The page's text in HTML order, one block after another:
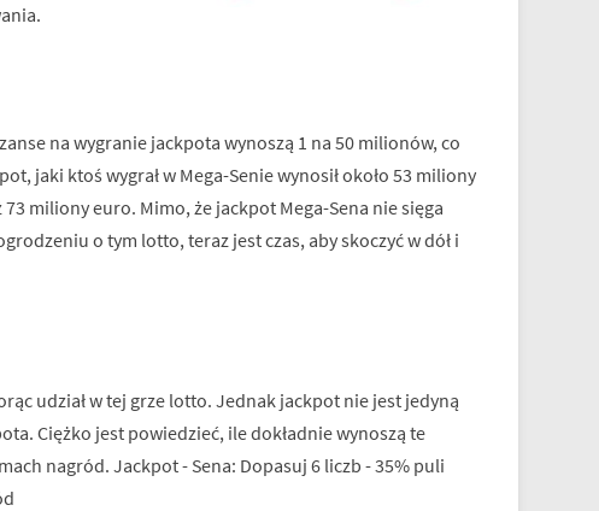
na wygranie jackpota wynoszą 1 na 50 milionów, co
jaki ktoś wygrał w Mega-Senie wynosił około 53 miliony
miliony euro. Mimo, że jackpot Mega-Sena nie sięga
o tym lotto, teraz jest czas, aby skoczyć w dół i
udział w tej grze lotto. Jednak jackpot nie jest jedyną
Ciężko jest powiedzieć, ile dokładnie wynoszą te
nagród. Jackpot - Sena: Dopasuj 6 liczb - 35% puli